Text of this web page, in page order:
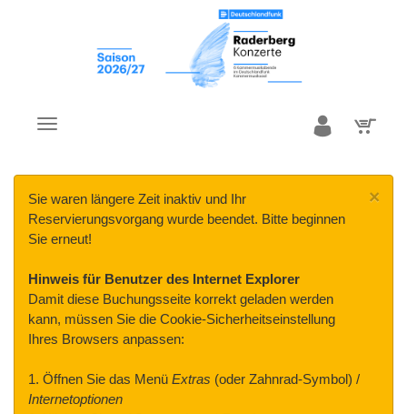
×
Sie waren längere Zeit inaktiv und Ihr
Reservierungsvorgang wurde beendet. Bitte beginnen
Sie erneut!
Hinweis für Benutzer des Internet Explorer
Damit diese Buchungsseite korrekt geladen werden
kann, müssen Sie die Cookie-Sicherheitseinstellung
Ihres Browsers anpassen:
1. Öffnen Sie das Menü Extras (oder Zahnrad-Symbol) /
Internetoptionen